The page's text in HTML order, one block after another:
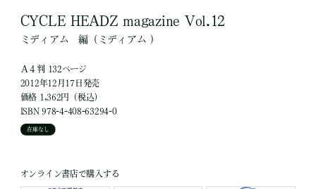
CYCLE HEADZ magazine Vol.12
ミディアム 編 （ミディアム ）
Ａ４判 132ページ
2012年12月17日発売
価格 1,362円（税込）
ISBN 978-4-408-63294-0
在庫なし
オンライン書店で購入する